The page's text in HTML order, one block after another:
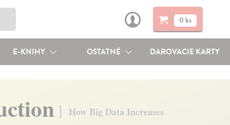
0 ks
E-KNIHY OSTATNÉ DAROVACIE KARTY
How Big Data Increases